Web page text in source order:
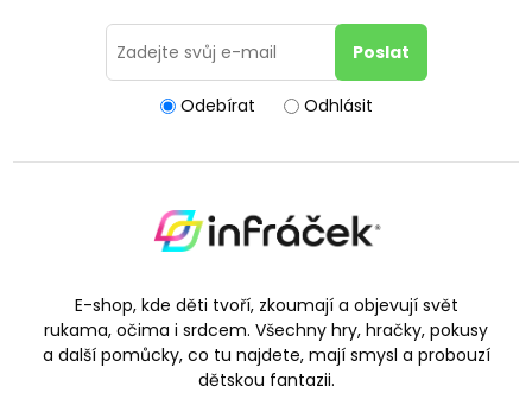
Odebírat Odhlásit
E-shop, kde děti tvoří, zkoumají a objevují svět
rukama, očima i srdcem. Všechny hry, hračky, pokusy
a další pomůcky, co tu najdete, mají smysl a probouzí
dětskou fantazii.